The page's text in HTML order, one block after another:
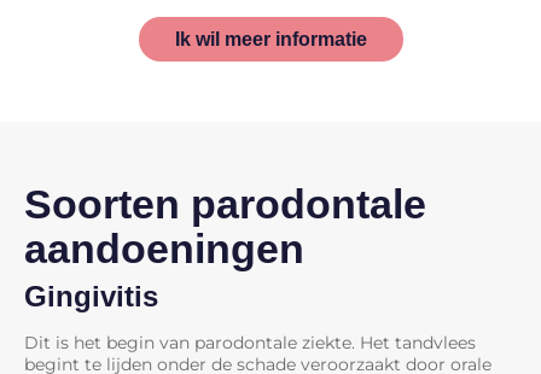
Ik wil meer informatie
Soorten parodontale
aandoeningen
Gingivitis
Dit is het begin van parodontale ziekte. Het tandvlees
begint te lijden onder de schade veroorzaakt door orale